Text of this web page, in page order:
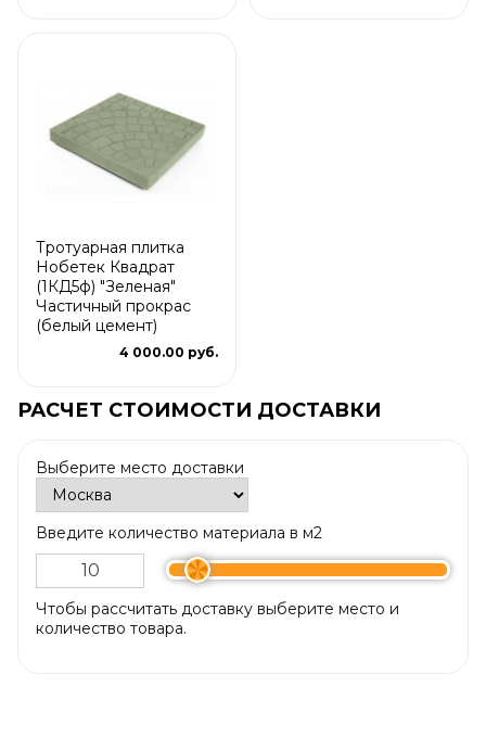
Тротуарная плитка
Нобетек Квадрат
(1КД5ф) "Зеленая"
Частичный прокрас
(белый цемент)
4 000.00 руб.
РАСЧЕТ СТОИМОСТИ ДОСТАВКИ
Выберите место доставки
Введите количество материала в м2
Чтобы рассчитать доставку выберите место и
количество товара.